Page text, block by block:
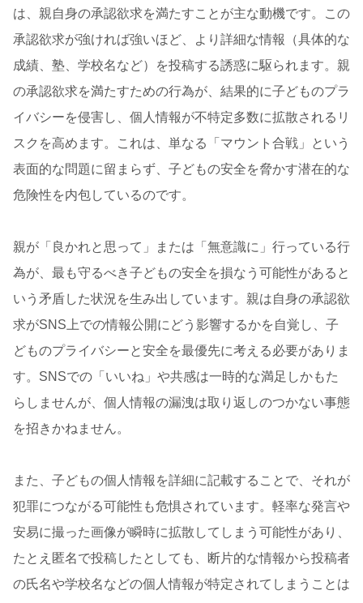
は、親自身の承認欲求を満たすことが主な動機です。この
承認欲求が強ければ強いほど、より詳細な情報（具体的な
成績、塾、学校名など）を投稿する誘惑に駆られます。親
の承認欲求を満たすための行為が、結果的に子どものプラ
イバシーを侵害し、個人情報が不特定多数に拡散されるリ
スクを高めます。これは、単なる「マウント合戦」という
表面的な問題に留まらず、子どもの安全を脅かす潜在的な
危険性を内包しているのです。
親が「良かれと思って」または「無意識に」行っている行
為が、最も守るべき子どもの安全を損なう可能性があると
いう矛盾した状況を生み出しています。親は自身の承認欲
求がSNS上での情報公開にどう影響するかを自覚し、子
どものプライバシーと安全を最優先に考える必要がありま
す。SNSでの「いいね」や共感は一時的な満足しかもた
らしませんが、個人情報の漏洩は取り返しのつかない事態
を招きかねません。
また、子どもの個人情報を詳細に記載することで、それが
犯罪につながる可能性も危惧されています。軽率な発言や
安易に撮った画像が瞬時に拡散してしまう可能性があり、
たとえ匿名で投稿したとしても、断片的な情報から投稿者
の氏名や学校名などの個人情報が特定されてしまうことは